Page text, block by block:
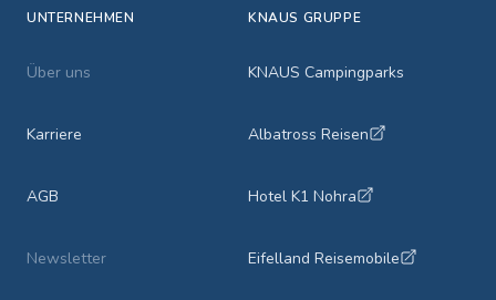
UNTERNEHMEN
Über uns
Karriere
AGB
Newsletter
KNAUS GRUPPE
KNAUS Campingparks
Albatross Reisen
Hotel K1 Nohra
Eifelland Reisemobile